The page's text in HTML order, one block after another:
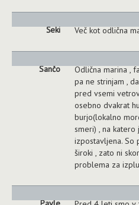
Šeki Več kot odlična
Sančo
Odlična marina ,
pa ne strinjam ,
pred vsemi
osebno dvakrat
burjo(lokalno
smeri) , na katero
izpostavljena. So
široki , zato ni
problema za